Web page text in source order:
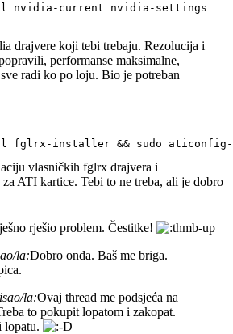
nvidia-current nvidia-settings
drajvere koji tebi trebaju. Rezolucija i
performanse maksimalne,
radi ko po loju. Bio je potreban
fglrx-installer && sudo
vlasničkih fglrx drajvera i
ATI kartice. Tebi to ne treba, ali je dobro
rješio problem. Čestitke!
la:Dobro onda. Baš me briga.
la:Ovaj thread me podsjeća na
to pokupit lopatom i zakopat.
lopatu.